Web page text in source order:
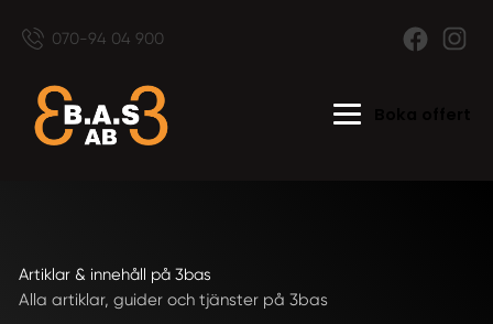
070-94 04 900
Artiklar & innehåll på 3bas
Alla artiklar, guider och tjänster på 3bas